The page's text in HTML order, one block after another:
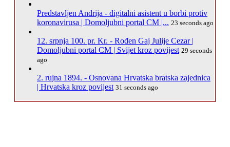
Predstavljen Andrija - digitalni asistent u borbi protiv
koronavirusa | Domoljubni portal CM |... 23 seconds ago
12. srpnja 100. pr. Kr. - Rođen Gaj Julije Cezar |
Domoljubni portal CM | Svijet kroz povijest 29 seconds
ago
2. rujna 1894. - Osnovana Hrvatska bratska zajednica
| Hrvatska kroz povijest 31 seconds ago